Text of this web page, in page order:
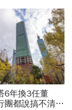
6年換3任董
團都說搞不清楚